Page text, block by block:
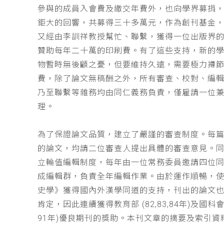
參與的成員入會費及繳交年費外，也向學界募捐
鉅大的回響，共募得三十多萬元，作為創刊基金
又經由李訓祥教授幫忙、聯繫，獲得一位出版界
贊助每年二十萬的印刷費。有了這些支持，新的
物暫時無後顧之憂，但要維持久遠，需要極力撙
費，除了論文無稿酬之外，所有審查、校對、編
乃至聯繫等雜務均由同仁義務負責，僅雇請一位
理。
為了保證論文品質，建立了嚴謹的審查制度。每
的論文，均請二位審查人提出具體的審查意見。
立輪值編輯制度，每年由一位常務委員邀請四位
成編輯群，負責全年編輯作業。由於運作順暢，
史學》獲得國內外漢學同道的支持，刊出的論文
肯定，因此連續獲得教育部 (82,83,84年)及國科
91年)優良期刊的獎助。本刊文章的摘要及索引資